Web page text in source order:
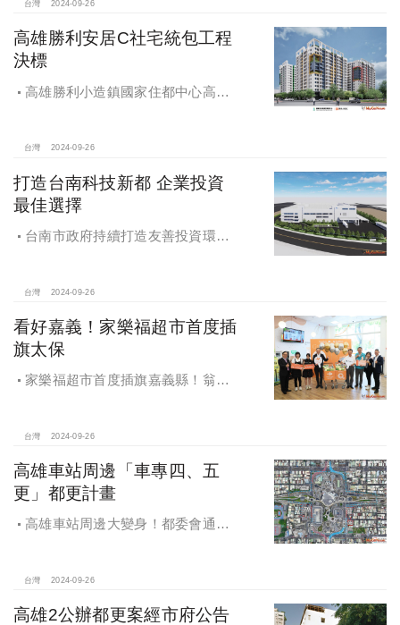
台灣 2024-09-26
高雄勝利安居C社宅統包工程
決標
高雄勝利小造鎮國家住都中心高雄
台灣 2024-09-26
打造台南科技新都 企業投資
最佳選擇
台南市政府持續打造友善投資環
超過5萬個就業機會
台灣 2024-09-26
看好嘉義！家樂福超市首度插
旗太保
家樂福超市首度插旗嘉義縣！翁章
台灣 2024-09-26
高雄車站周邊「車專四、五
更」都更計畫
高雄車站周邊大變身！都委會通過
台灣 2024-09-26
高雄2公辦都更案經市府公告